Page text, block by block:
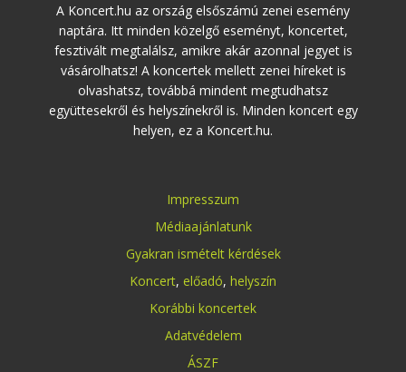
A Koncert.hu az ország elsőszámú zenei esemény
naptára. Itt minden közelgő eseményt, koncertet,
fesztivált megtalálsz, amikre akár azonnal jegyet is
vásárolhatsz! A koncertek mellett zenei híreket is
olvashatsz, továbbá mindent megtudhatsz
együttesekről és helyszínekről is. Minden koncert egy
helyen, ez a Koncert.hu.
Impresszum
Médiaajánlatunk
Gyakran ismételt kérdések
Koncert, előadó, helyszín
Korábbi koncertek
Adatvédelem
ÁSZF